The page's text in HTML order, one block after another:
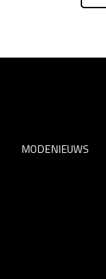
MODENIEUWS